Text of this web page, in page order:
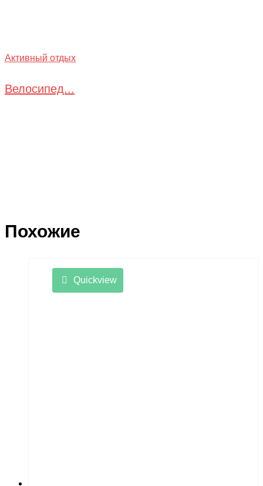
Активный отдых
Велосипед...
Похожие
Quickview